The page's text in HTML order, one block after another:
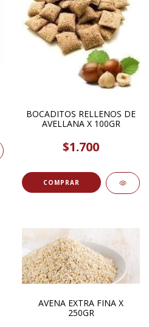
BOCADITOS RELLENOS DE
AVELLANA X 100GR
$1.700
COMPRAR
AVENA EXTRA FINA X
250GR